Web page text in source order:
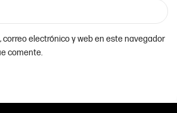
correo electrónico y web en este navegador
comente.